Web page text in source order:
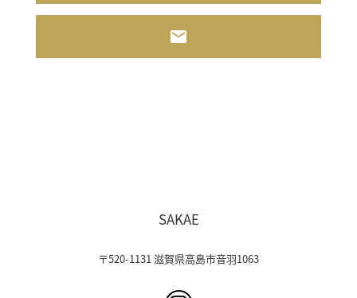
SAKAE
〒520-1131 滋賀県高島市音羽1063